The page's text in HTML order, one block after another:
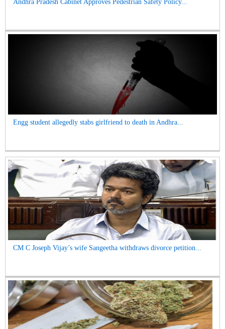
Andhra Pradesh Cabinet Approves Pedestrian Safety Policy...
Engg student allegedly stabs girlfriend to death in Andhra...
CM C Joseph Vijay’s wife Sangeetha withdraws divorce petition...